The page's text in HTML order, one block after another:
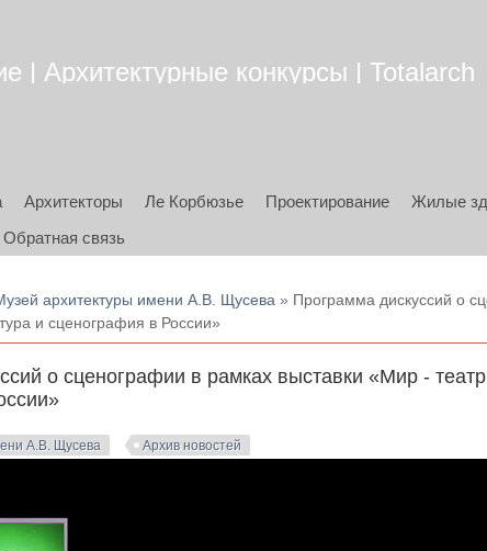
| Архитектурные конкурсы | Totalarch
Архитекторы Ле Корбюзье Проектирование Жилые
Обратная связь
архитектуры имени А.В. Щусева » Программа дискуссий о
и сценография в России»
о сценографии в рамках выставки «Мир -
А.В. Щусева Архив новостей